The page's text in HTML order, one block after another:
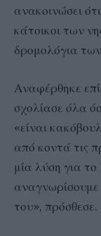
ανακοινώσει
κάτοικοι των
δρομολόγια
Αναφέρθηκε
σχολίασε όλα
«είναι
από κοντά τις
μία λύση για
αναγνωρίσουμε
του», πρόσθεσε.